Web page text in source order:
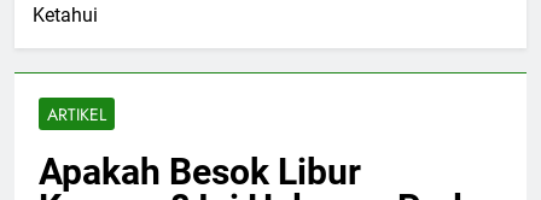
Ketahui
ARTIKEL
Apakah Besok Libur